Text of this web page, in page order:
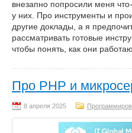
внезапно попросили меня
у них. Про инструменты и
другие доклады, а я
рассматривать готовые
чтобы понять, как они
Про PHP и